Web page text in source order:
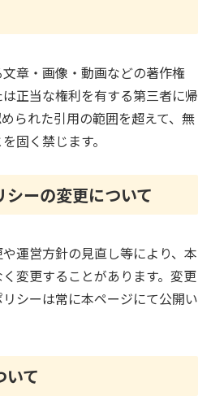
章・画像・動画などの著作権
正当な権利を有する第三者に帰
られた引用の範囲を超えて、無
固く禁じます。
ーの変更について
運営方針の見直し等により、本
変更することがあります。変更
シーは常に本ページにて公開い
いて